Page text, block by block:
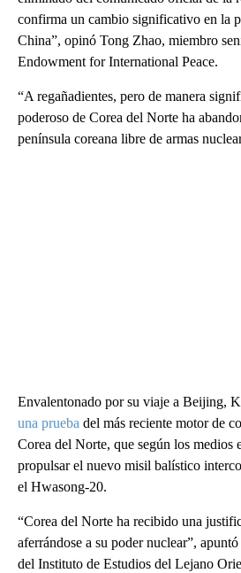
confirma un cambio significativo en la
China”, opinó Tong Zhao, miembro
Endowment for International Peace.
“A regañadientes, pero de manera
poderoso de Corea del Norte ha
península coreana libre de armas
Envalentonado por su viaje a Beijing,
una prueba del más reciente motor de
Corea del Norte, que según los medios
propulsar el nuevo misil balístico
el Hwasong-20.
“Corea del Norte ha recibido una
aferrándose a su poder nuclear”,
del Instituto de Estudios del Lejano